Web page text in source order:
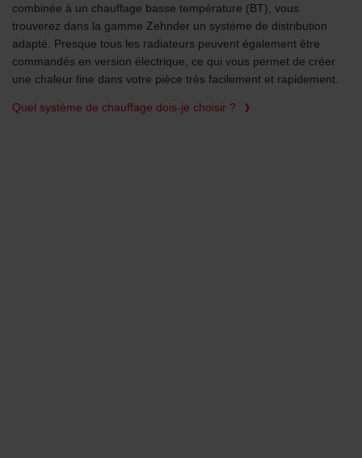
combinée à un chauffage basse température (BT), vous
trouverez dans la gamme Zehnder un système de distribution
adapté. Presque tous les radiateurs peuvent également être
commandés en version électrique, ce qui vous permet de créer
une chaleur fine dans votre pièce très facilement et rapidement.
Quel système de chauffage dois-je choisir ?